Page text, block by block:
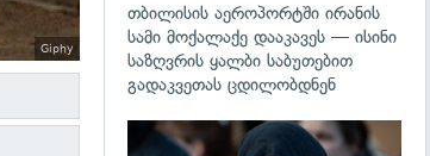
Giphy
თბილისის აეროპორტში ირანის
სამი მოქალაქე დააკავეს — ისინი
საზღვრის ყალბი საბუთებით
გადაკვეთას ცდილობდნენ